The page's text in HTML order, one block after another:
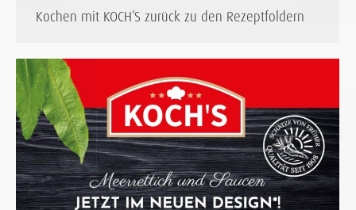
Kochen mit KOCH’S zurück zu den Rezeptfoldern